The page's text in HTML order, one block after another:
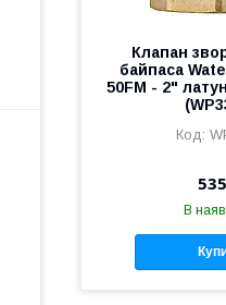
Клапан
байпаса
50FM - 2"
В